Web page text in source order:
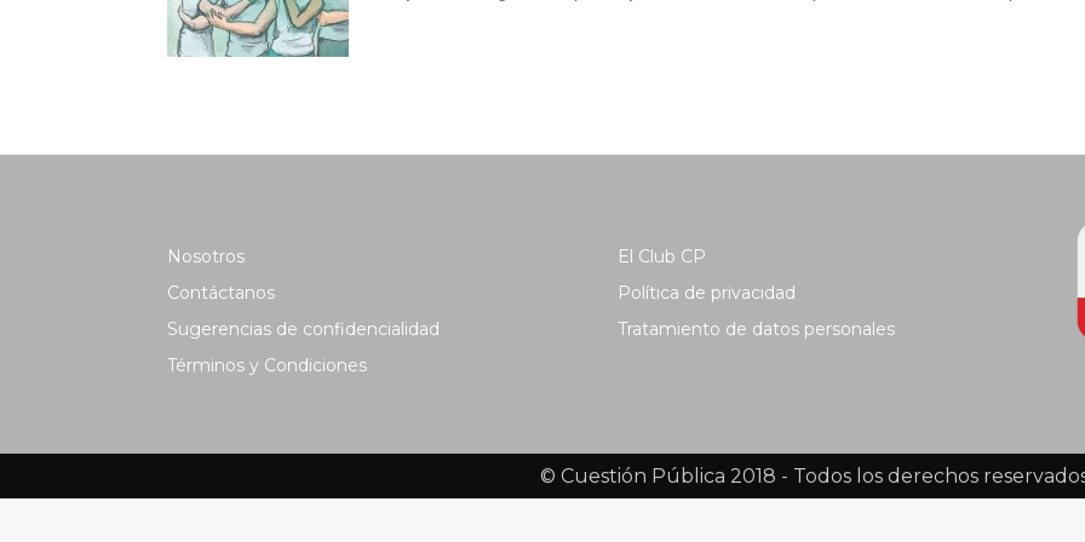
Nosotros
Contáctanos
Sugerencias de confidencialidad
Términos y Condiciones
El Club CP
Política de privacidad
Tratamiento de datos personales
© Cuestión Pública 2018 - Todos los derechos